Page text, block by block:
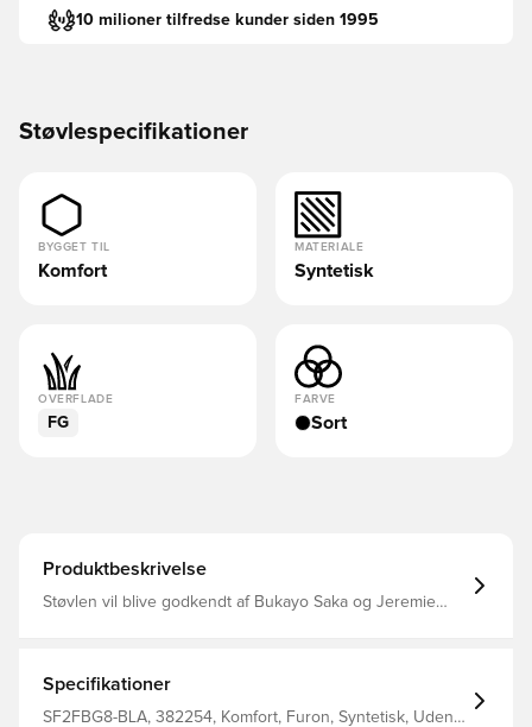
10 milioner tilfredse kunder siden 1995
Støvlespecifikationer
BYGGET TIL
Komfort
MATERIALE
Syntetisk
OVERFLADE
FG
FARVE
Sort
Produktbeskrivelse
Støvlen vil blive godkendt af Bukayo Saka og Jeremie
finjusterede Hypoknit-overdel giver en enestående
fornemmelse fra fod til bold på tværs af kraft- og
finesseangreb Letvægts nylonstrygesål og
Specifikationer
SF2FBG8-BLA, 382254, Komfort, Furon, Syntetisk, Uden